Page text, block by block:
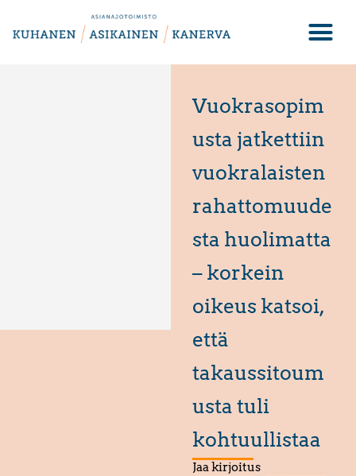
Vuokrasopim
usta jatkettiin
vuokralaisten
rahattomuude
sta huolimatta
– korkein
oikeus katsoi,
että
takaussitoum
usta tuli
kohtuullistaa
Jaa kirjoitus